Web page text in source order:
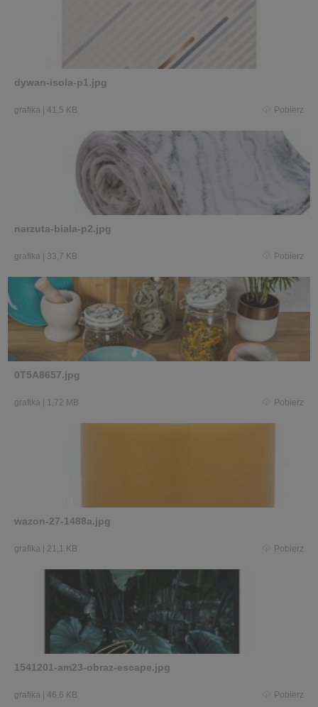
dywan-isola-p1.jpg
grafika 41,5 KB Pobierz
narzuta-biala-p2.jpg
grafika 33,7 KB Pobierz
0T5A8657.jpg
grafika 1,72 MB Pobierz
wazon-27-1488a.jpg
grafika 21,1 KB Pobierz
1541201-am23-obraz-escape.jpg
grafika 46,6 KB Pobierz